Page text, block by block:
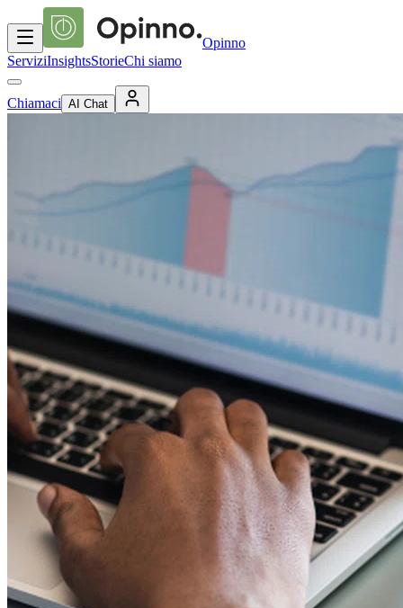
Opinno
ServiziInsightsStorieChi siamo
Chiamaci AI Chat